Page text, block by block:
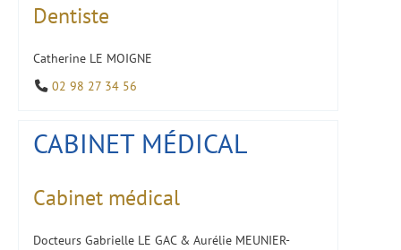
Dentiste
Catherine LE MOIGNE
02 98 27 34 56
CABINET MÉDICAL
Cabinet médical
Docteurs Gabrielle LE GAC & Aurélie MEUNIER-